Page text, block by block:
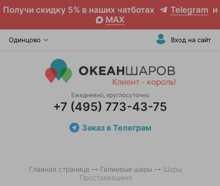
Получи скидку 5% в наших чатботах Telegram и
MAX
Одинцово Вход на сайт
Ежедневно, круглосуточно
+7 (495) 773-43-75
Заказ в Телеграм
Главная страница Гелиевые шары
Шары
Простоквашино